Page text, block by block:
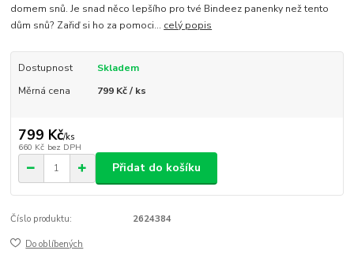
domem snů. Je snad něco lepšího pro tvé Bindeez panenky než tento
dům snů? Zařiď si ho za pomoci... celý popis
Dostupnost
Skladem
Měrná cena
799 Kč / ks
799 Kč/ks
660 Kč bez DPH
Přidat do košíku
Číslo produktu: 2624384
Do oblíbených